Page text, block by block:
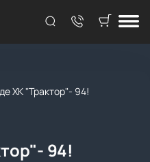
ХК "Трактор"- 94!
94!